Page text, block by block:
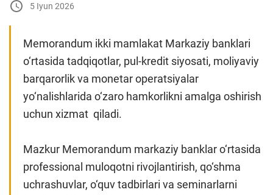
5 Iyun 2026
Memorandum ikki mamlakat Markaziy banklari
o‘rtasida tadqiqotlar, pul-kredit siyosati, moliyaviy
barqarorlik va monetar operatsiyalar
yo‘nalishlarida o‘zaro hamkorlikni amalga oshirish
uchun xizmat qiladi.
Mazkur Memorandum markaziy banklar o‘rtasida
professional muloqotni rivojlantirish, qo‘shma
uchrashuvlar, o‘quv tadbirlari va seminarlarni